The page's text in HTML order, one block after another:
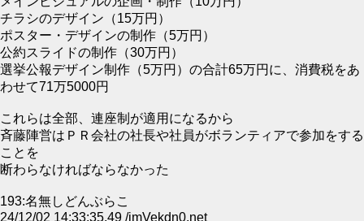
チラシのデザイン（15万円）
ポスター・デザインの制作（5万円）
公約スライドの制作（30万円）
選挙公報デザイン制作（5万円）の合計65万円に、消費税をあ
わせて71万5000円
これらは全部、連座制が適用になるから
斉藤陣営はＰＲ会社の社長や社員がボランティアで参加をする
ことを
断わらなければならなかった
193:名無しどんぶらこ
24/12/02 14:33:35.49 /jmVekdn0.net